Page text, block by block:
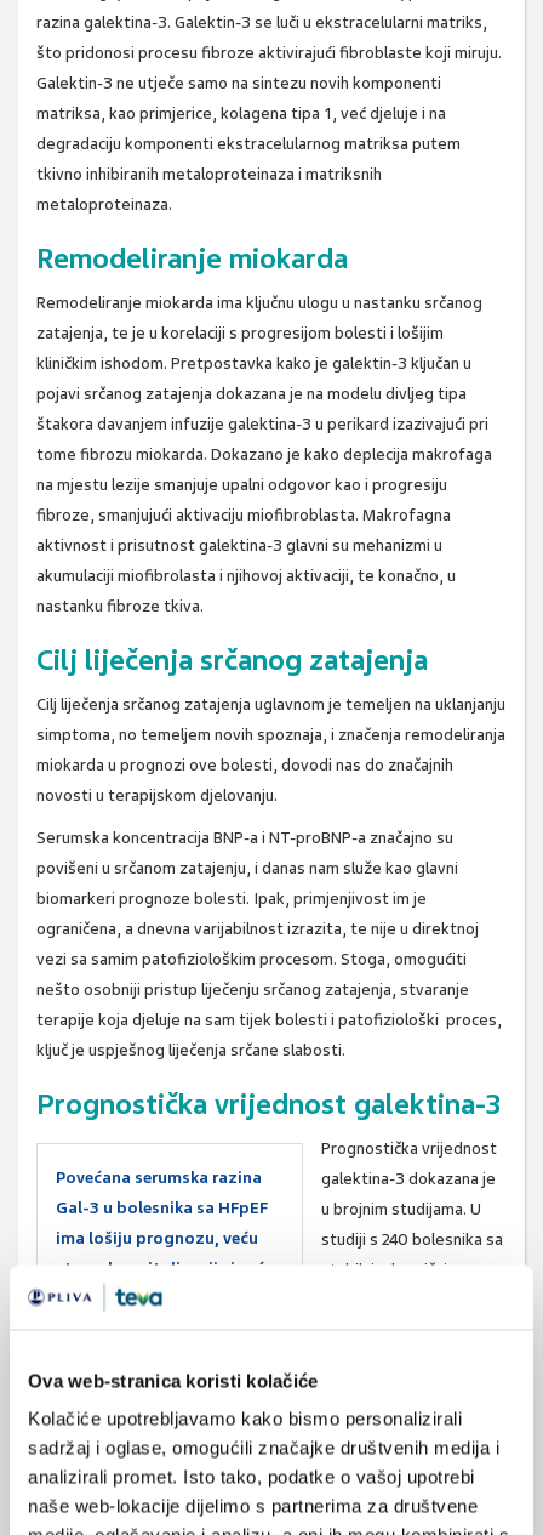
Ova web-stranica koristi kolačiće
Kolačiće upotrebljavamo kako bismo personalizirali
sadržaj i oglase, omogućili značajke društvenih medija i
analizirali promet. Isto tako, podatke o vašoj upotrebi
naše web-lokacije dijelimo s partnerima za društvene
razina galektina-3. Galektin-3 se luči u ekstracelularni matriks,
što pridonosi procesu fibroze aktivirajući fibroblaste koji miruju.
Galektin-3 ne utječe samo na sintezu novih komponenti
matriksa, kao primjerice, kolagena tipa 1, već djeluje i na
degradaciju komponenti ekstracelularnog matriksa putem
tkivno inhibiranih metaloproteinaza i matriksnih
metaloproteinaza.
Remodeliranje miokarda
Remodeliranje miokarda ima ključnu ulogu u nastanku srčanog
zatajenja, te je u korelaciji s progresijom bolesti i lošijim
kliničkim ishodom. Pretpostavka kako je galektin-3 ključan u
pojavi srčanog zatajenja dokazana je na modelu divljeg tipa
štakora davanjem infuzije galektina-3 u perikard izazivajući pri
tome fibrozu miokarda. Dokazano je kako deplecija makrofaga
na mjestu lezije smanjuje upalni odgovor kao i progresiju
fibroze, smanjujući aktivaciju miofibroblasta. Makrofagna
aktivnost i prisutnost galektina-3 glavni su mehanizmi u
akumulaciji miofibrolasta i njihovoj aktivaciji, te konačno, u
nastanku fibroze tkiva.
Cilj liječenja srčanog zatajenja
Cilj liječenja srčanog zatajenja uglavnom je temeljen na uklanjanju
simptoma, no temeljem novih spoznaja, i značenja remodeliranja
miokarda u prognozi ove bolesti, dovodi nas do značajnih
novosti u terapijskom djelovanju.
Serumska koncentracija BNP-a i NT-proBNP-a značajno su
povišeni u srčanom zatajenju, i danas nam služe kao glavni
biomarkeri prognoze bolesti. Ipak, primjenjivost im je
ograničena, a dnevna varijabilnost izrazita, te nije u direktnoj
vezi sa samim patofiziološkim procesom. Stoga, omogućiti
nešto osobniji pristup liječenju srčanog zatajenja, stvaranje
terapije koja djeluje na sam tijek bolesti i patofiziološki proces,
ključ je uspješnog liječenja srčane slabosti.
Prognostička vrijednost galektina-3
Povećana serumska razina
Gal-3 u bolesnika sa HFpEF
ima lošiju prognozu, veću
stopu hospitalizacije i veću
stopu smrtnosti.
Prognostička vrijednost
galektina-3 dokazana je
u brojnim studijama. U
studiji s 240 bolesnika sa
stabilnim kroničnim
stopom preživljenja. U drugoj studiji, primjena galektina-3 imala
je najveći prognostički značaj u bolesnika sa zaduhom, te je
imala najveću prediktivnu vrijednost 60-dnevnog mortaliteta.
Sličnu prognozu su imali i bolesnici na mehaničkoj potpori do
transplantacije srca. Sve to ukazuje na izniman značaj galektina-